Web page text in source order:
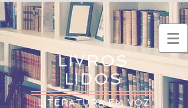
LIVROS
LIDOS
LITERATURA EM VOZ